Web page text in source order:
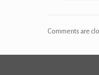
Comments are